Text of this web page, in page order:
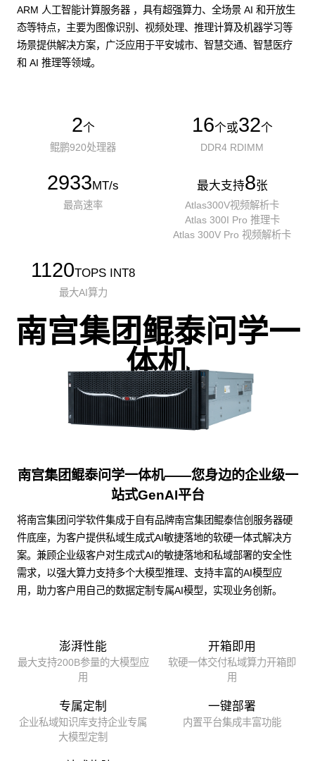
ARM 人工智能计算服务器 ，具有超强算力、全场景 AI 和开放生
态等特点，主要为图像识别、视频处理、推理计算及机器学习等
场景提供解决方案，广泛应用于平安城市、智慧交通、智慧医疗
和 AI 推理等领域。
2个
鲲鹏920处理器
16个或32个
DDR4 RDIMM
2933MT/s
最高速率
最大支持8张
Atlas300V视频解析卡
Atlas 300I Pro 推理卡
Atlas 300V Pro 视频解析卡
1120TOPS INT8
最大AI算力
南宫集团鲲泰问学一
体机
南宫集团鲲泰问学一体机——您身边的企业级一
站式GenAI平台
将南宫集团问学软件集成于自有品牌南宫集团鲲泰信创服务器硬
件底座，为客户提供私域生成式AI敏捷落地的软硬一体式解决方
案。兼顾企业级客户对生成式AI的敏捷落地和私域部署的安全性
需求，以强大算力支持多个大模型推理、支持丰富的AI模型应
用，助力客户用自己的数据定制专属AI模型，实现业务创新。
澎湃性能
最大支持200B参量的大模型应
用
开箱即用
软硬一体交付私域算力开箱即
用
专属定制
企业私域知识库支持企业专属
大模型定制
一键部署
内置平台集成丰富功能